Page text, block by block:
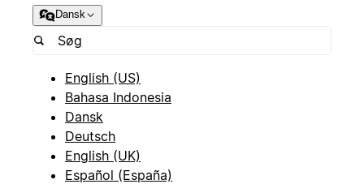
Dansk
English (US)
Bahasa Indonesia
Dansk
Deutsch
English (UK)
Español (España)